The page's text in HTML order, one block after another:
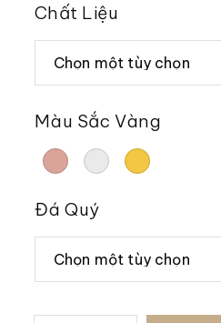
Chất Liệu
Màu Sắc Vàng
Đá Quý